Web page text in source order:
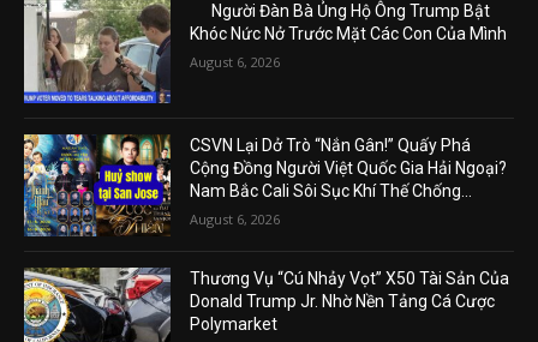
Người Đàn Bà Ủng Hộ Ông Trump Bật
Khóc Nức Nở Trước Mặt Các Con Của Mình
August 6, 2026
CSVN Lại Dở Trò “Nắn Gân!” Quấy Phá
Cộng Đồng Người Việt Quốc Gia Hải Ngoại?
Nam Bắc Cali Sôi Sục Khí Thế Chống...
August 6, 2026
Thương Vụ “Cú Nhảy Vọt” X50 Tài Sản Của
Donald Trump Jr. Nhờ Nền Tảng Cá Cược
Polymarket